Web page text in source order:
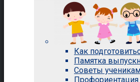
Как
Памятка
Советы
Профориентация